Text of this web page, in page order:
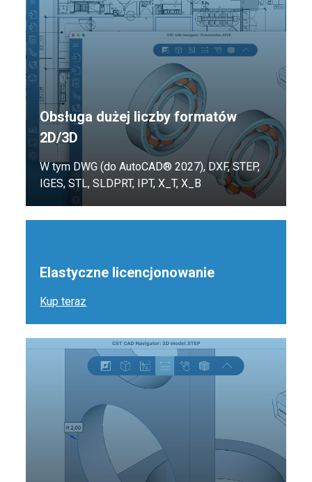
Obsługa dużej liczby formatów
2D/3D
W tym DWG (do AutoCAD® 2027), DXF, STEP,
IGES, STL, SLDPRT, IPT, X_T, X_B
Elastyczne licencjonowanie
Kup teraz